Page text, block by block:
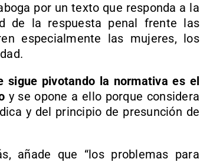
por un texto que responda a la
de la respuesta penal frente las
especialmente las mujeres, los
sigue pivotando la normativa es el
y se opone a ello porque considera
y del principio de presunción de
añade que “los problemas para